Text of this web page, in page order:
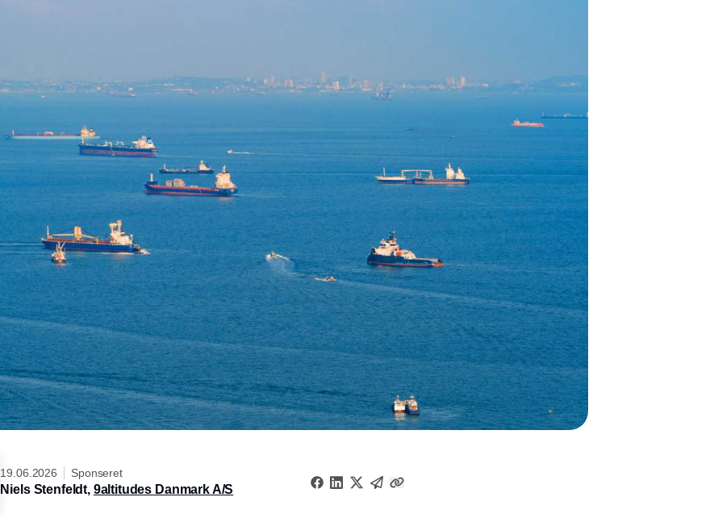
19.06.2026 Sponseret
Niels Stenfeldt, 9altitudes Danmark A/S